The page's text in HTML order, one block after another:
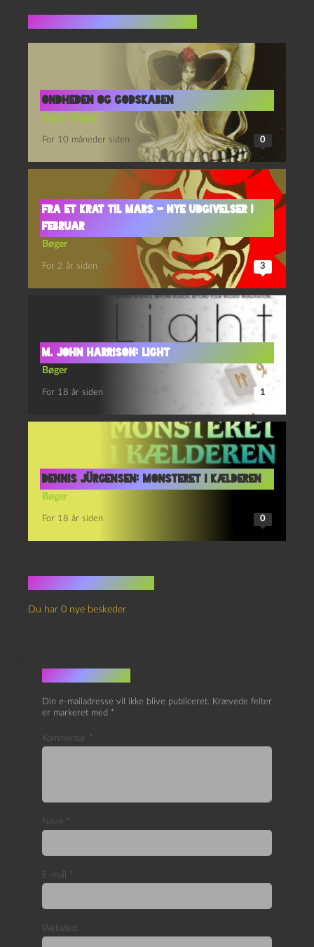
Ondheden og godskaben
Bøger, Hygge
For 10 måneder siden 0
Fra et krat til Mars – nye udgivelser i
februar
Bøger
For 2 år siden 3
M. John Harrison: Light
Bøger
For 18 år siden 1
Dennis Jürgensen: Monsteret i kælderen
Bøger
For 18 år siden 0
Du har 0 nye beskeder
Skriv et svar
Din e-mailadresse vil ikke blive publiceret. Krævede felter
er markeret med *
Kommentar *
Navn *
E-mail *
Websted